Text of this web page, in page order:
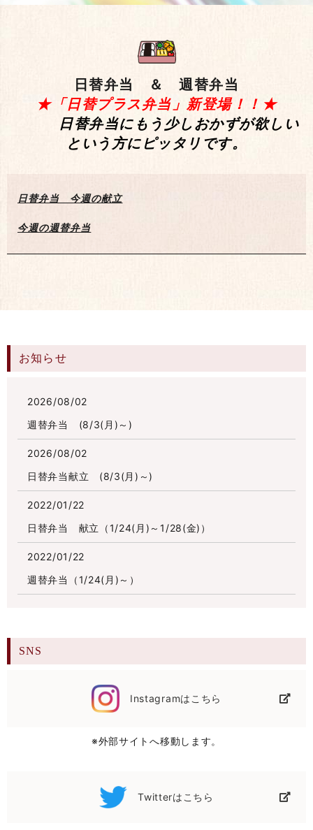
日替弁当 ＆ 週替弁当
★「日替プラス弁当」新登場！！★
日替弁当にもう少しおかずが欲しい
という方にピッタリです。
日替弁当 今週の献立
今週の週替弁当
お知らせ
2026/08/02
週替弁当 (8/3(月)～)
2026/08/02
日替弁当献立 (8/3(月)～)
2022/01/22
日替弁当 献立（1/24(月)～1/28(金)）
2022/01/22
週替弁当（1/24(月)～）
週替献立 （1/17～）
日替弁当（1/11～1/14）
週替弁当（1/11～）
SNS
Instagramはこちら
※外部サイトへ移動します。
Twitterはこちら